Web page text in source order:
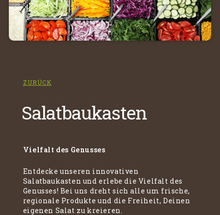
ZURÜCK
Salatbaukasten
Vielfalt des Genusses
Entdecke unseren innovativen
Salatbaukasten und erlebe die Vielfalt des
Genusses! Bei uns dreht sich alle um frische,
regionale Produkte und die Freiheit, Deinen
eigenen Salat zu kreieren.